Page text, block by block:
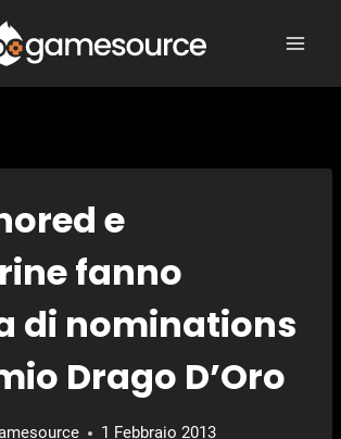
e
fanno
di nominations
Drago D’Oro
1 Febbraio 2013